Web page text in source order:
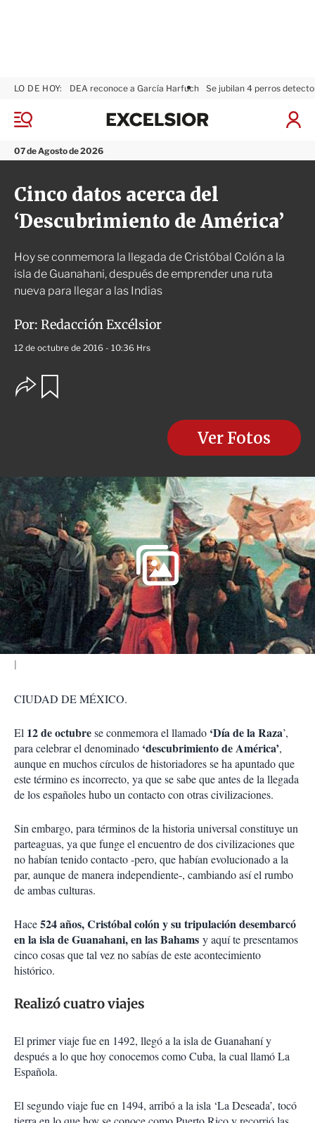
M
n
ú
07 de Agosto de 2026
LO DE HOY: DEA reconoce a García Harfuch Se jubilan 4 perros
I
x
l
i
o
r
Cinco datos acerca del
‘Descubrimiento de América’
Hoy se conmemora la llegada de Cristóbal Colón a la
isla de Guanahani, después de emprender una ruta
nueva para llegar a las Indias
Por: Redacción Excélsior
12 de octubre de 2016 - 10:36 Hrs
O
p
s
d
e
c
o
m
p
a
r
t
i
r
Ver Fotos
CIUDAD DE MÉXICO.
El 12 de octubrese conmemora el llamado ‘Día de la Raza’,
para celebrar el denominado ‘descubrimiento de América’,
aunque en muchos círculos de historiadores se ha apuntado que
este término es incorrecto, ya que se sabe que antes de la llegada
de los españoles hubo un contacto con otras civilizaciones.
Sin embargo, para términos de la historia universal constituye un
parteaguas, ya que funge el encuentro de dos civilizaciones que
no habían tenido contacto -pero, que habían evolucionado a la
par, aunque de manera independiente-, cambiando así el rumbo
de ambas culturas.
Hace524 años, Cristóbal colón y su tripulación desembarcó
en la isla de Guanahani, en las Bahams y aquí te presentamos
cinco cosas que tal vez no sabías de este acontecimiento
histórico.
Realizó cuatro viajes
El primer viaje fue en 1492, llegó a la isla de Guanahaní y
después a lo que hoy conocemos como Cuba, la cual llamó La
Española.
El segundo viaje fue en 1494, arribó a la isla ‘La Deseada’, tocó